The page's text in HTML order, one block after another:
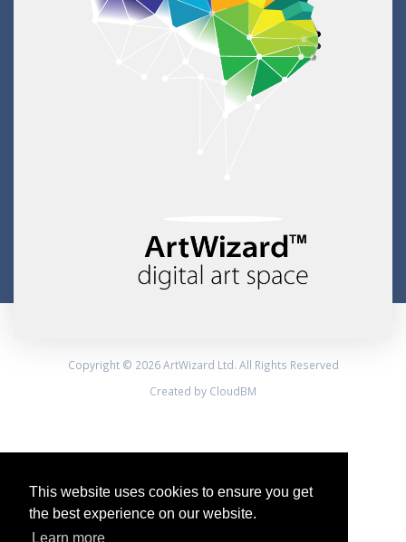
This website uses cookies to ensure you get
the best experience on our website.
Learn more
Copyright © 2026 ArtWizard Ltd. All Rights Reserved
Created by CloudBM